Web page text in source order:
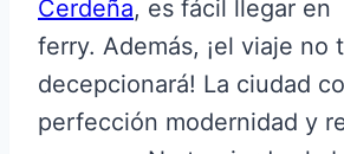
Cerdeña, es fácil llegar en
ferry. Además, ¡el viaje no
decepcionará! La ciudad
perfección modernidad y